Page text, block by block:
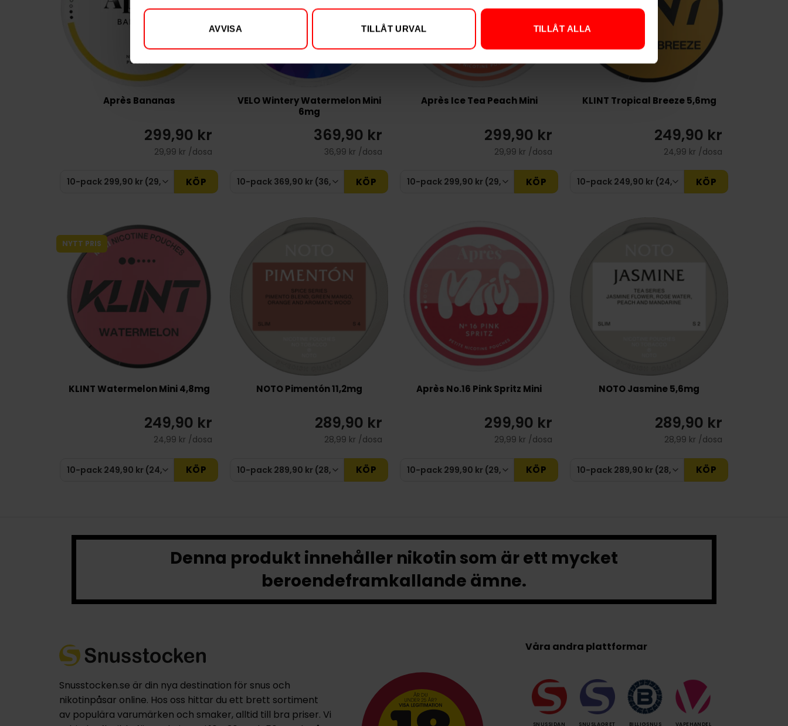
AVVISA TILLÅT URVAL TILLÅT ALLA
Après Bananas
299,90 kr
29,99 kr /dosa
KÖP
VELO Wintery Watermelon Mini
6mg
369,90 kr
36,99 kr /dosa
KÖP
Après Ice Tea Peach Mini
299,90 kr
29,99 kr /dosa
KÖP
KLINT Tropical Breeze 5,6mg
249,90 kr
24,99 kr /dosa
KÖP
NYTT PRIS
KLINT Watermelon Mini 4,8mg
249,90 kr
24,99 kr /dosa
KÖP
NOTO Pimentón 11,2mg
289,90 kr
28,99 kr /dosa
KÖP
Après No.16 Pink Spritz Mini
299,90 kr
29,99 kr /dosa
KÖP
NOTO Jasmine 5,6mg
289,90 kr
28,99 kr /dosa
KÖP
Denna produkt innehåller nikotin som är ett mycket
beroendeframkallande ämne.
Snusstocken.se är din nya destination för snus och
nikotinpåsar online. Hos oss hittar du ett brett sortiment
av populära varumärken och smaker, alltid till bra priser. Vi
Våra andra plattformar
SNUSSIDAN SNUSLAGRET BILLIGSNUS VAPEHANDEL